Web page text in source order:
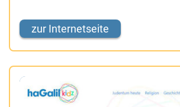
zur Internetseite